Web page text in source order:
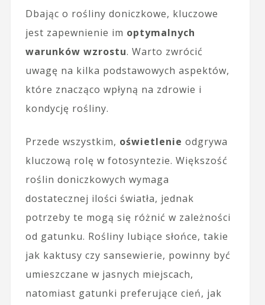
Dbając o rośliny doniczkowe, kluczowe
jest zapewnienie im optymalnych
warunków wzrostu. Warto zwrócić
uwagę na kilka podstawowych aspektów,
które znacząco wpłyną na zdrowie i
kondycję rośliny.
Przede wszystkim, oświetlenie odgrywa
kluczową rolę w fotosyntezie. Większość
roślin doniczkowych wymaga
dostatecznej ilości światła, jednak
potrzeby te mogą się różnić w zależności
od gatunku. Rośliny lubiące słońce, takie
jak kaktusy czy sansewierie, powinny być
umieszczane w jasnych miejscach,
natomiast gatunki preferujące cień, jak